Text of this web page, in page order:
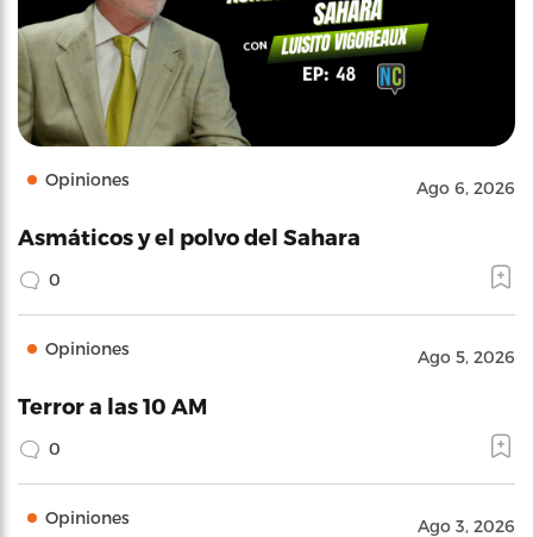
Opiniones Ago 6, 2026
Asmáticos y el polvo del Sahara
0
Opiniones Ago 5, 2026
Terror a las 10 AM
0
Opiniones Ago 3, 2026